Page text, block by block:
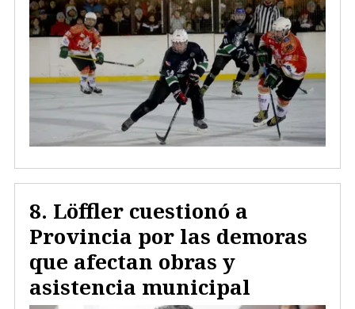
Löffler cuestionó a
Provincia por las demoras
que afectan obras y
asistencia municipal